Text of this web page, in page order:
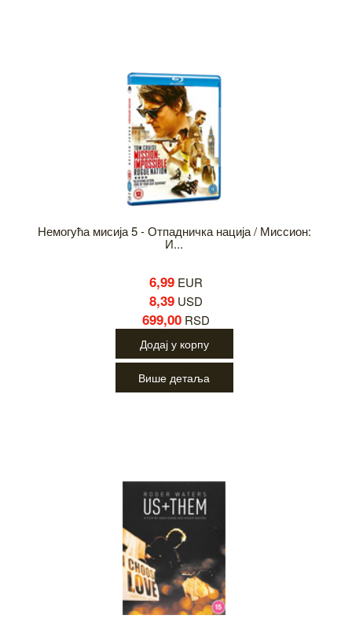
Немогућа мисија 5 - Отпадничка нација / Миссион:
И...
6,99 EUR
8,39 USD
699,00 RSD
Додај у корпу
Више детаља